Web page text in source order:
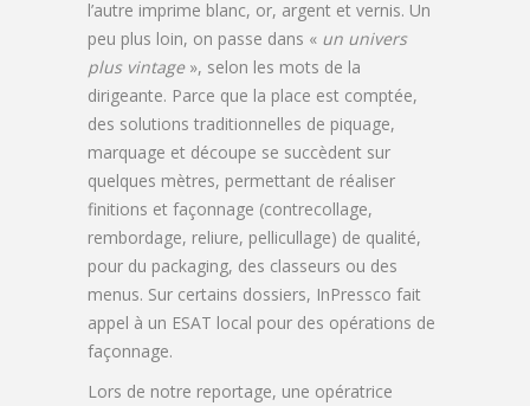
l’autre imprime blanc, or, argent et vernis. Un
peu plus loin, on passe dans « un univers
plus vintage», selon les mots de la
dirigeante. Parce que la place est comptée,
des solutions traditionnelles de piquage,
marquage et découpe se succèdent sur
quelques mètres, permettant de réaliser
finitions et façonnage (contrecollage,
rembordage, reliure, pellicullage) de qualité,
pour du packaging, des classeurs ou des
menus. Sur certains dossiers, InPressco fait
appel à un ESAT local pour des opérations de
façonnage.
Lors de notre reportage, une opératrice